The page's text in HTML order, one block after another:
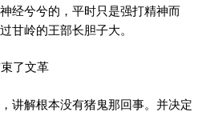
经兮兮的，平时只是强打精神而
甘岭的王部长胆子大。
了文革
讲解根本没有猪鬼那回事。并决定